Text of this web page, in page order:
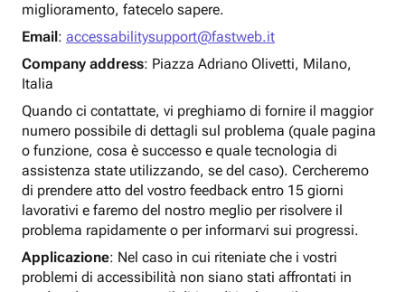
miglioramento, fatecelo sapere.
Email: accessabilitysupport@fastweb.it
Company address: Piazza Adriano Olivetti, Milano,
Italia
Quando ci contattate, vi preghiamo di fornire il maggior
numero possibile di dettagli sul problema (quale pagina
o funzione, cosa è successo e quale tecnologia di
assistenza state utilizzando, se del caso). Cercheremo
di prendere atto del vostro feedback entro 15 giorni
lavorativi e faremo del nostro meglio per risolvere il
problema rapidamente o per informarvi sui progressi.
Applicazione: Nel caso in cui riteniate che i vostri
problemi di accessibilità non siano stati affrontati in